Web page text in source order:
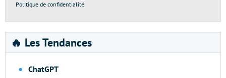
Politique de confidentialité
🔥 Les Tendances
ChatGPT